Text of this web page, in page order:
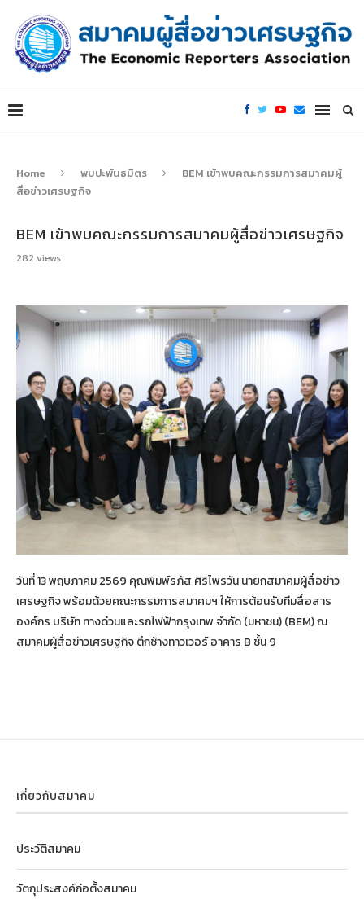
Home พบปะพันธมิตร
BEM เข้าพบคณะกรรมการสมาคมผู้
สื่อข่าวเศรษฐกิจ
BEM เข้าพบคณะกรรมการสมาคมผู้สื่อข่าวเศรษฐกิจ
282 views
วันที่ 13 พฤษภาคม 2569 คุณพิมพ์รภัส ศิริไพรวัน นายกสมาคมผู้สื่อข่าว
เศรษฐกิจ พร้อมด้วยคณะกรรมการสมาคมฯ ให้การต้อนรับทีมสื่อสาร
องค์กร บริษัท ทางด่วนและรถไฟฟ้ากรุงเทพ จำกัด (มหาชน) (BEM) ณ
สมาคมผู้สื่อข่าวเศรษฐกิจ ตึกช้างทาวเวอร์ อาคาร B ชั้น 9
เกี่ยวกับสมาคม
ประวัติสมาคม
วัตถุประสงค์ก่อตั้งสมาคม